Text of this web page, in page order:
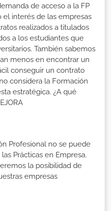
de acceso a la FP
interés de las empresas
realizados a titulados
a los estudiantes que
También sabemos
menos en encontrar un
conseguir un contrato
considera la Formación
estratégica. ¿A qué
Profesional no se puede
Prácticas en Empresa.
la posibilidad de
empresas